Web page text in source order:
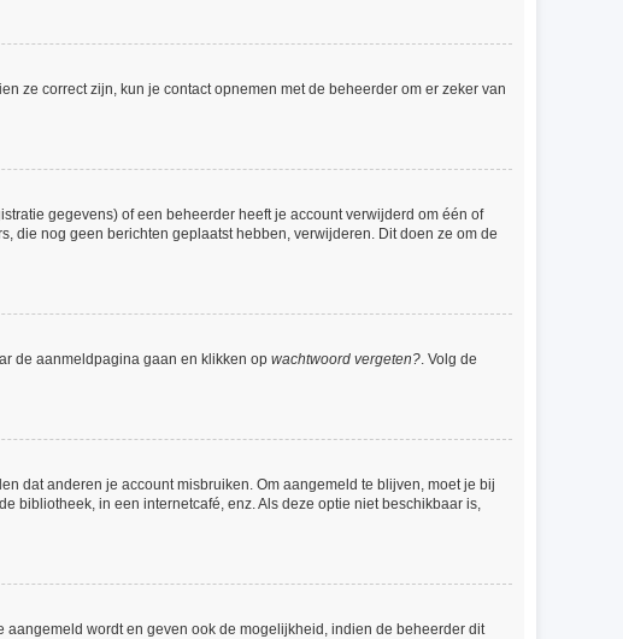
ze correct zijn, kun je contact opnemen met de beheerder om er zeker van
gegevens) of een beheerder heeft je account verwijderd om één of
die nog geen berichten geplaatst hebben, verwijderen. Dit doen ze om de
de aanmeldpagina gaan en klikken op wachtwoord vergeten?. Volg de
dat anderen je account misbruiken. Om aangemeld te blijven, moet je bij
bibliotheek, in een internetcafé, enz. Als deze optie niet beschikbaar is,
wordt en geven ook de mogelijkheid, indien de beheerder dit